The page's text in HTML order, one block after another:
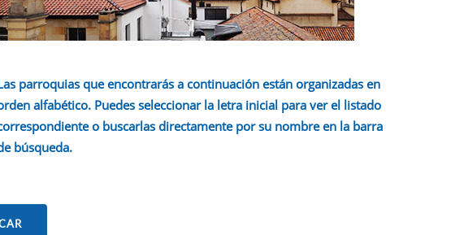
parroquias que encontrarás a continuación están organizadas en
alfabético. Puedes seleccionar la letra inicial para ver el listado
o buscarlas directamente por su nombre en la barra
búsqueda.